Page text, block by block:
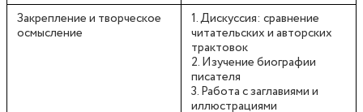
Закрепление и творческое
осмысление
1. Дискуссия: сравнение
читательских и авторских
трактовок
2. Изучение биографии
писателя
3. Работа с заглавиями и
иллюстрациями